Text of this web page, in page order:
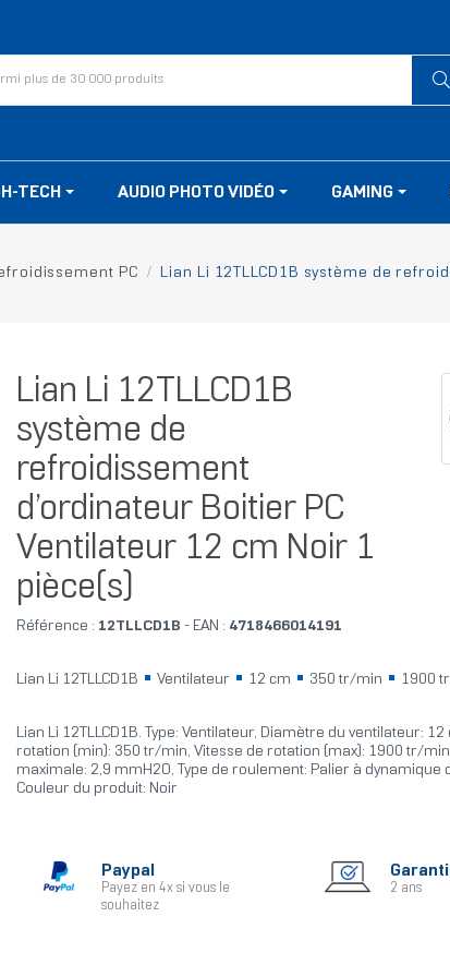
TECH AUDIO PHOTO VIDÉO GAMING
PC Lian Li 12TLLCD1B système de
Lian Li 12TLLCD1B
système de
refroidissement
d’ordinateur Boitier PC
Ventilateur 12 cm Noir 1
pièce(s)
Référence : 12TLLCD1B - EAN : 4718466014191
Lian Li 12TLLCD1B Ventilateur 12 cm 350 tr/min 1900
Lian Li 12TLLCD1B. Type: Ventilateur, Diamètre du ventilateur: 12
rotation (min): 350 tr/min, Vitesse de rotation (max): 1900 tr/
maximale: 2,9 mmH2O, Type de roulement: Palier à dynamique
Couleur du produit: Noir
Paypal
Payez en 4x si vous le
souhaitez
2 ans